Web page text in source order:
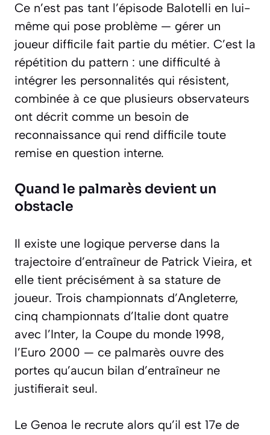
Ce n’est pas tant l’épisode Balotelli en lui-
même qui pose problème — gérer un
joueur difficile fait partie du métier. C’est la
répétition du pattern : une difficulté à
intégrer les personnalités qui résistent,
combinée à ce que plusieurs observateurs
ont décrit comme un besoin de
reconnaissance qui rend difficile toute
remise en question interne.
Quand le palmarès devient un
obstacle
Il existe une logique perverse dans la
trajectoire d’entraîneur de Patrick Vieira, et
elle tient précisément à sa stature de
joueur. Trois championnats d’Angleterre,
cinq championnats d’Italie dont quatre
avec l’Inter, la Coupe du monde 1998,
l’Euro 2000 — ce palmarès ouvre des
portes qu’aucun bilan d’entraîneur ne
justifierait seul.
Le Genoa le recrute alors qu’il est 17e de